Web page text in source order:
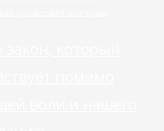
финансовая олигархия
закон, который
помимо